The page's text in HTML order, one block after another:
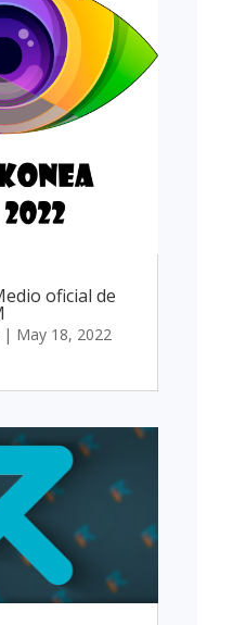
oficial de
| May 18, 2022